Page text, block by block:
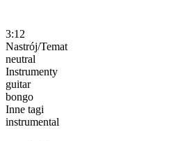
3:12
Nastrój/Temat
neutral
Instrumenty
guitar
bongo
Inne tagi
instrumental